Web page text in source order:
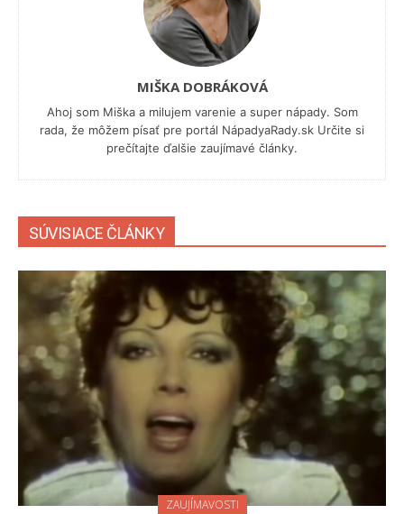
MIŠKA DOBRÁKOVÁ
Ahoj som Miška a milujem varenie a super nápady. Som
rada, že môžem písať pre portál NápadyaRady.sk Určite si
prečítajte ďalšie zaujímavé články.
SÚVISIACE ČLÁNKY
ZAUJÍMAVOSTI